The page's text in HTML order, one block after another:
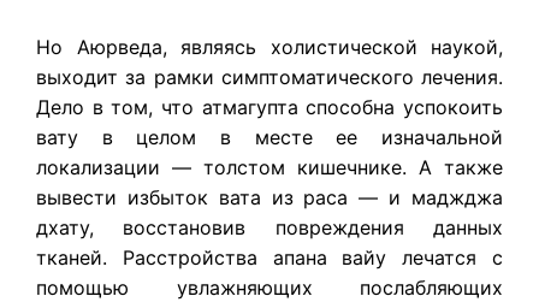
Но Аюрведа, являясь холистической наукой,
выходит за рамки симптоматического лечения.
Дело в том, что атмагупта способна успокоить
вату в целом в месте ее изначальной
локализации — толстом кишечнике. А также
вывести избыток вата из раса — и маджджа
дхату, восстановив повреждения данных
тканей. Расстройства апана вайу лечатся с
помощью увлажняющих послабляющих